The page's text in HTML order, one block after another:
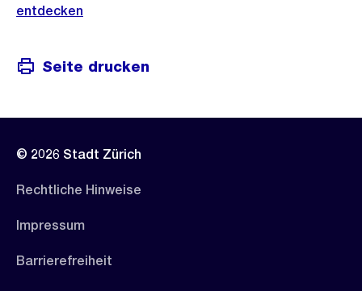
entdecken
Seite drucken
© 2026 Stadt Zürich
Rechtliche Hinweise
Impressum
Barrierefreiheit